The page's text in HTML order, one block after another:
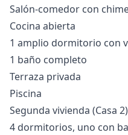
Salón-comedor con
Cocina abierta
1 amplio dormitorio con
1 baño completo
Terraza privada
Piscina
Segunda vivienda (Casa
4 dormitorios, uno con